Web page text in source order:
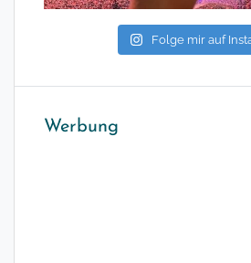
Folge mir auf
Werbung